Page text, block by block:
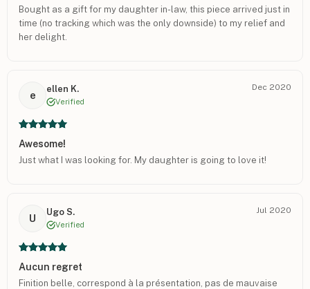
Bought as a gift for my daughter in-law, this piece arrived just in
time (no tracking which was the only downside) to my relief and
her delight.
e
ellen K.
Verified
Dec 2020
Awesome!
Just what I was looking for. My daughter is going to love it!
U
Ugo S.
Verified
Jul 2020
Aucun regret
Finition belle, correspond à la présentation, pas de mauvaise